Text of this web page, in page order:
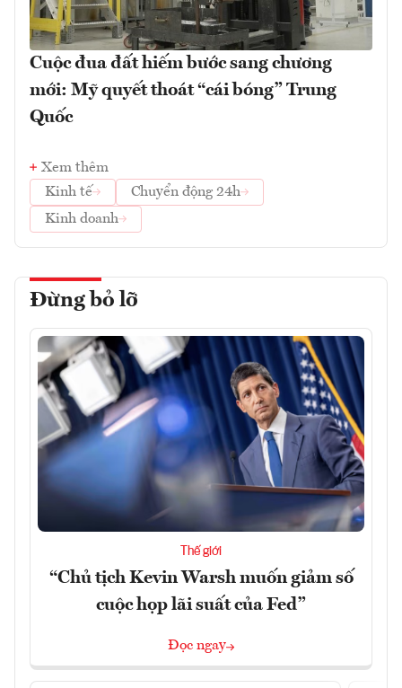
Cuộc đua đất hiếm bước sang chương
mới: Mỹ quyết thoát “cái bóng” Trung
Quốc
Xem thêm
Kinh tế
Chuyển động 24h
Kinh doanh
Đừng bỏ lỡ
Thế giới
“Chủ tịch Kevin Warsh muốn giảm số
cuộc họp lãi suất của Fed”
Đọc ngay